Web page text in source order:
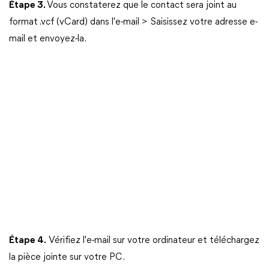
Étape 3. Vous constaterez que le contact sera joint au
format .vcf (vCard) dans l'e-mail > Saisissez votre adresse e-
mail et envoyez-la.
Étape 4. Vérifiez l'e-mail sur votre ordinateur et téléchargez
la pièce jointe sur votre PC.